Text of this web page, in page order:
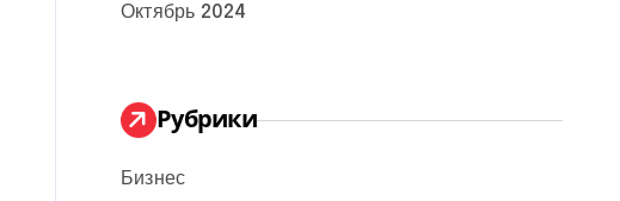
Октябрь 2024
Рубрики
Бизнес